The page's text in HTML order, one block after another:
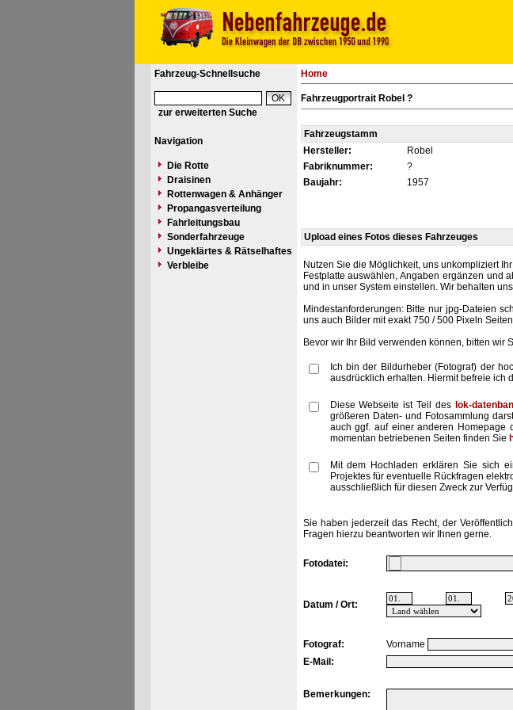
Fahrzeug-Schnellsuche
zur erweiterten Suche
Navigation
Die Rotte
Draisinen
Rottenwagen & Anhänger
Propangasverteilung
Fahrleitungsbau
Sonderfahrzeuge
Ungeklärtes & Rätselhaftes
Verbleibe
Home
Fahrzeugportrait Robel ?
Fahrzeugstamm
Hersteller:
Robel
Fabriknummer:
?
Baujahr:
1957
Upload eines Fotos dieses Fahrzeuges
Nutzen Sie die Möglichkeit, uns unkompliziert
Festplatte auswählen, Angaben ergänzen und
und in unser System einstellen. Wir behalten
Mindestanforderungen: Bitte nur jpg-Dateien
uns auch Bilder mit exakt 750 / 500 Pixeln
Bevor wir Ihr Bild verwenden können, bitten wir
Ich bin der Bildurheber (Fotograf) der
ausdrücklich erhalten. Hiermit befreie ich
Diese Webseite ist Teil des lok-
größeren Daten- und Fotosammlung
auch ggf. auf einer anderen Homepage
momentan betriebenen Seiten finden Sie
Mit dem Hochladen erklären Sie sich
Projektes für eventuelle Rückfragen
ausschließlich für diesen Zweck zur
Sie haben jederzeit das Recht, der
Fragen hierzu beantworten wir Ihnen gerne.
Fotodatei:
Datum / Ort:
Fotograf: Vorname
E-Mail:
Bemerkungen: